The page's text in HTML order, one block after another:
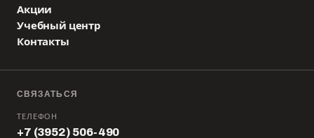
Акции
Учебный центр
Контакты
СВЯЗАТЬСЯ
ТЕЛЕФОН
+7 (3952) 506-490